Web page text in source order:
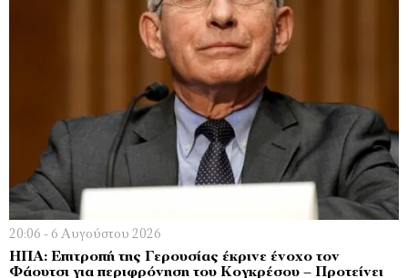
20:06 - 6 Αυγούστου 2026
ΗΠΑ: Επιτροπή της Γερουσίας έκρινε ένοχο τον
Φάουτσι για περιφρόνηση του Κογκρέσου – Προτείνει